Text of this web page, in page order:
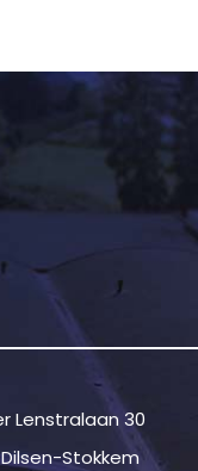
Lenstralaan 30
Stokkem